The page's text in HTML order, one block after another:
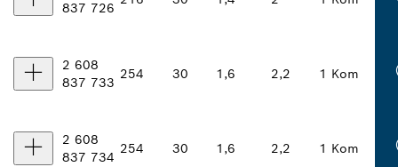
837 726
2 608
837 733
254 30 1,6 2,2 1 Kom
2 608
837 734
254 30 1,6 2,2 1 Kom